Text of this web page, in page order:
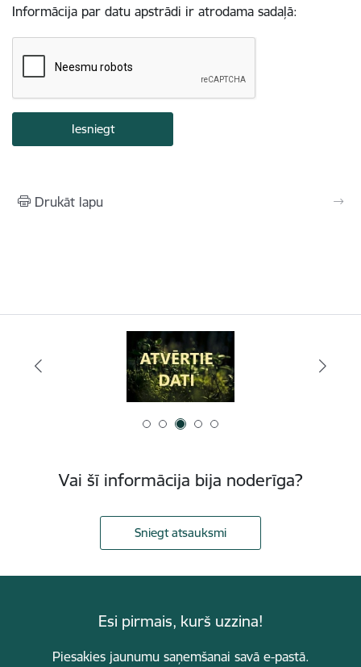
Informācija par datu apstrādi ir atrodama sadaļā:
Drukāt lapu
Vai šī informācija bija noderīga?
Sniegt atsauksmi
Esi pirmais, kurš uzzina!
Piesakies jaunumu saņemšanai savā e-pastā.